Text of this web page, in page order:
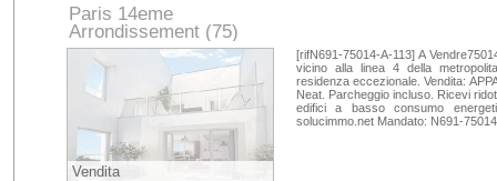
Paris 14eme
Arrondissement (75)
Paris
Vendita
[rifN691-75014-A-113] A
vicino alla linea 4 della
residenza eccezionale. Vendita:
Neat. Parcheggio incluso. Ricevi
edifici a basso consumo
solucimmo.net Mandato: N691-